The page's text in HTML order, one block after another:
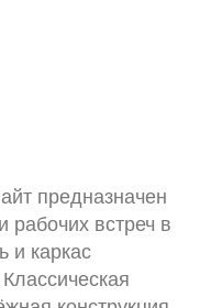
предназначен
встреч в
и каркас